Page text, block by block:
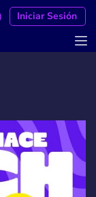
Iniciar Sesión